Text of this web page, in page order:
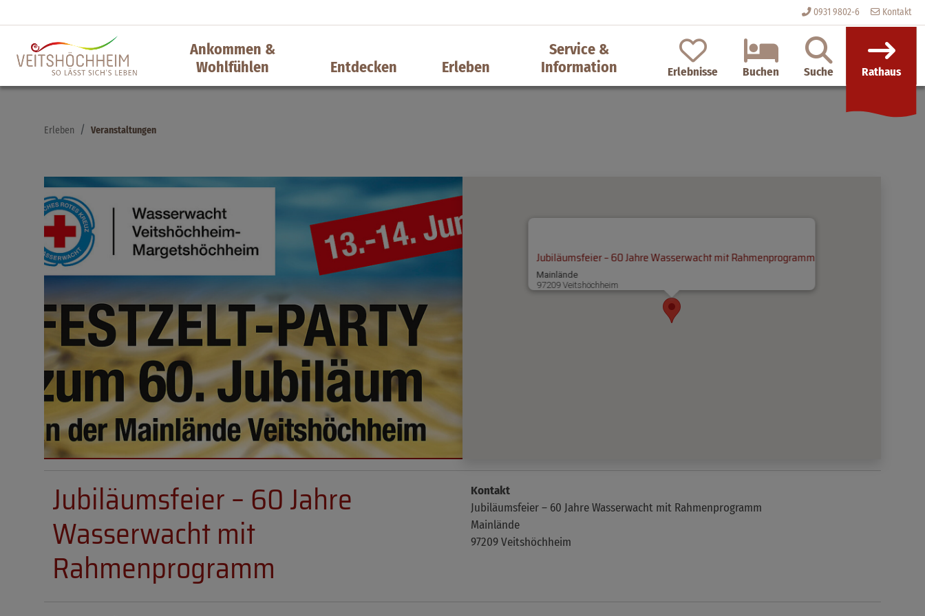
0931 9802-6 Kontakt
Erlebnisse Buchen Suche Rathaus
Ankommen &
Wohlfühlen
Entdecken Erleben
Service &
Information
Erleben Veranstaltungen
Jubiläumsfeier – 60 Jahre Wasserwacht mit Rahmenprogramm
Mainlände
97209 Veitshöchheim
Jubiläumsfeier – 60 Jahre
Wasserwacht mit
Rahmenprogramm
Kontakt
Jubiläumsfeier – 60 Jahre Wasserwacht mit Rahmenprogramm
Mainlände
97209 Veitshöchheim